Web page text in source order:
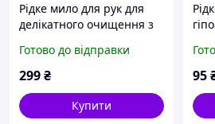
Рідке мило для рук для
делікатного очищення з
малини YOPE Tangerine &
Raspberry 500 мл
Готово до відправки
299₴
Купити
95